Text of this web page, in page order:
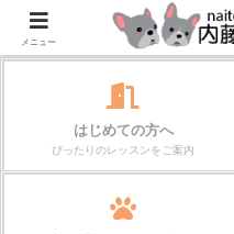
作る楽しさが、毎
はじめての方へ
ぴったりのレッスンをご案内
メニュー